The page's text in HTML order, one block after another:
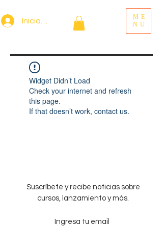
Iniciar sesión
ME
NU
Widget Didn’t Load
Check your internet and refresh
this page.
If that doesn’t work, contact us.
Suscríbete y recibe noticias sobre
cursos, lanzamiento y más.